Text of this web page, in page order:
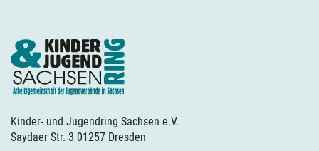
Kinder- und Jugendring Sachsen e.V.
Saydaer Str. 3 01257 Dresden